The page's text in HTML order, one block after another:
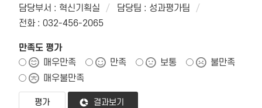
담당부서 : 혁신기획실
담당팀 : 성과평가팀
전화 : 032-456-2065
만족도 평가
매우만족
만족 보통
불만족
매우불만족
결과보기